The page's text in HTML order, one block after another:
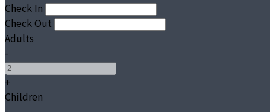
Check In
Check Out
Adults
-
+
Children